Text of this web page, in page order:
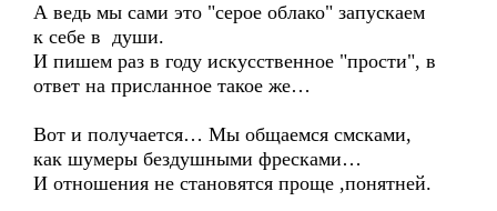
А ведь мы сами это "серое облако" запускаем
к себе в души.
И пишем раз в году искусственное "прости", в
ответ на присланное такое же…
Вот и получается… Мы общаемся смсками,
как шумеры бездушными фресками…
И отношения не становятся проще ,понятней.